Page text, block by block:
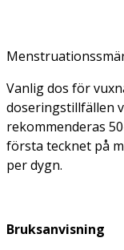
Vanlig dos för
doseringstillfällen
rekommenderas
första tecknet på
per dygn.
Bruksanvisning